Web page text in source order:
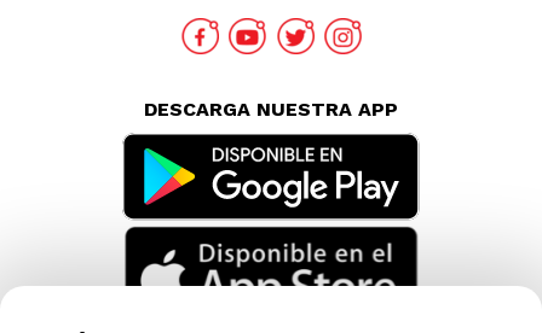
DESCARGA NUESTRA APP